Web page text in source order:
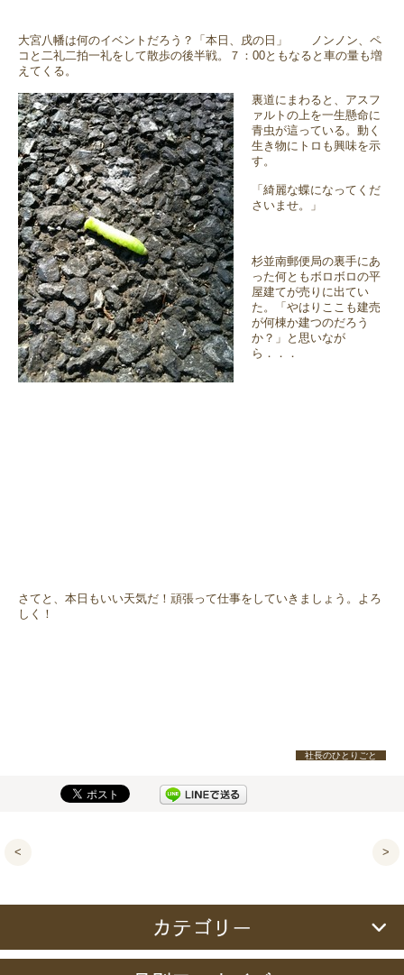
社長のひとりごと
大宮八幡は何のイベントだろう？「本日、戌の日」 ノンノン、ペ
コと二礼二拍一礼をして散歩の後半戦。７：00ともなると車の量も増
えてくる。
裏道にまわると、アスフ
ァルトの上を一生懸命に
青虫が這っている。動く
生き物にトロも興味を示
す。
「綺麗な蝶になってくだ
さいませ。」
杉並南郵便局の裏手にあ
った何ともボロボロの平
屋建てが売りに出てい
た。「やはりここも建売
が何棟か建つのだろう
か？」と思いなが
ら．．．
さてと、本日もいい天気だ！頑張って仕事をしていきましょう。よろ
しく！
< >